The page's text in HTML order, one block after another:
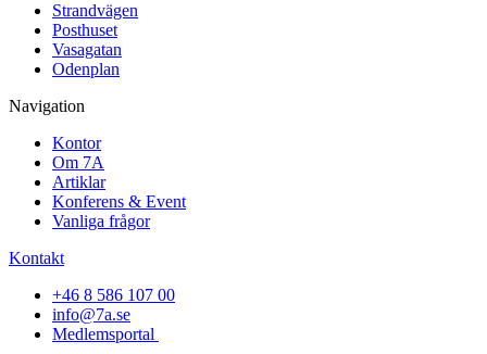
Strandvägen
Posthuset
Vasagatan
Odenplan
Navigation
Kontor
Om 7A
Artiklar
Konferens & Event
Vanliga frågor
Kontakt
+46 8 586 107 00
info@7a.se
Medlemsportal